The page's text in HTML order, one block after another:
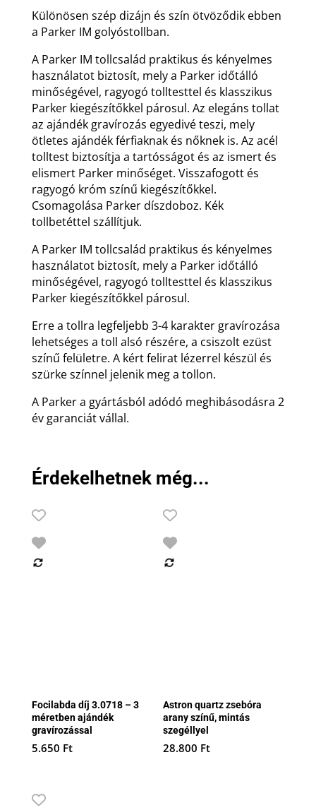
Különösen szép dizájn és szín ötvöződik ebben
a Parker IM golyóstollban.
A Parker IM tollcsalád praktikus és kényelmes
használatot biztosít, mely a Parker időtálló
minőségével, ragyogó tolltesttel és klasszikus
Parker kiegészítőkkel párosul. Az elegáns tollat
az ajándék gravírozás egyedivé teszi, mely
ötletes ajándék férfiaknak és nőknek is. Az acél
tolltest biztosítja a tartósságot és az ismert és
elismert Parker minőséget. Visszafogott és
ragyogó króm színű kiegészítőkkel.
Csomagolása Parker díszdoboz. Kék
tollbetéttel szállítjuk.
A Parker IM tollcsalád praktikus és kényelmes
használatot biztosít, mely a Parker időtálló
minőségével, ragyogó tolltesttel és klasszikus
Parker kiegészítőkkel párosul.
Erre a tollra legfeljebb 3-4 karakter gravírozása
lehetséges a toll alsó részére, a csiszolt ezüst
színű felületre. A kért felirat lézerrel készül és
szürke színnel jelenik meg a tollon.
A Parker a gyártásból adódó meghibásodásra 2
év garanciát vállal.
Érdekelhetnek még...
Focilabda díj 3.0718 – 3
méretben ajándék
gravírozással
5.650 Ft
Astron quartz zsebóra
arany színű, mintás
szegéllyel
28.800 Ft